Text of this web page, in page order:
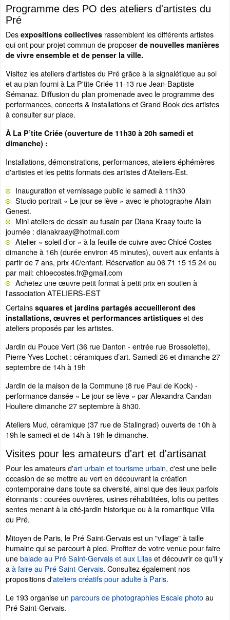
Programme des PO des ateliers d'artistes du
Pré
Des expositions collectives rassemblent les différents artistes
qui ont pour projet commun de proposer de nouvelles manières
de vivre ensemble et de penser la ville.
Visitez les ateliers d'artistes du Pré grâce à la signalétique au sol
et au plan fourni à La P'tite Criée 11-13 rue Jean-Baptiste
Sémanaz. Diffusion du plan promenade avec le programme des
performances, concerts & installations et Grand Book des artistes
à consulter sur place.
À La P’tite Criée (ouverture de 11h30 à 20h samedi et
dimanche) :
Installations, démonstrations, performances, ateliers éphémères
d'artistes et les petits formats des artistes d'Ateliers-Est.
Inauguration et vernissage public le samedi à 11h30
Studio portrait « Le jour se lève » avec le photographe Alain
Genest.
Mini ateliers de dessin au fusain par Diana Kraay toute la
journée : dianakraay@hotmail.com
Atelier « soleil d’or » à la feuille de cuivre avec Chloé Costes
dimanche à 16h (durée environ 45 minutes), ouvert aux enfants à
partir de 7 ans, prix 4€/enfant. Réservation au 06 71 15 15 24 ou
par mail: chloecostes.fr@gmail.com
Achetez une œuvre petit format à petit prix en soutien à
l'association ATELIERS-EST
Certains squares et jardins partagés accueilleront des
installations, œuvres et performances artistiques et des
ateliers proposés par les artistes.
Jardin du Pouce Vert (36 rue Danton - entrée rue Brossolette),
Pierre-Yves Lochet : céramiques d’art. Samedi 26 et dimanche 27
septembre de 14h à 19h
Jardin de la maison de la Commune (8 rue Paul de Kock) -
performance dansée « Le jour se lève » par Alexandra Candan-
Houliere dimanche 27 septembre à 8h30.
Ateliers Mud, céramique (37 rue de Stalingrad) ouverts de 10h à
19h le samedi et de 14h à 19h le dimanche.
Visites pour les amateurs d'art et d'artisanat
Pour les amateurs d'art urbain et tourisme urbain, c'est une belle
occasion de se mettre au vert en découvrant la création
contemporaine dans toute sa diversité, ainsi que des lieux parfois
étonnants : courées ouvrières, usines réhabilitées, lofts ou petites
sentes menant à la cité-jardin historique ou à la romantique Villa
du Pré.
Mitoyen de Paris, le Pré Saint-Gervais est un "village" à taille
humaine qui se parcourt à pied. Profitez de votre venue pour faire
unebalade au Pré Saint-Gervais et aux Lilaset découvrir ce qu'il y
aà faire au Pré Saint-Gervais. Consultez également nos
propositions d'ateliers créatifs pour adulte à Paris.
Le 193 organise un parcours de photographies Escale photoau
Pré Saint-Gervais.